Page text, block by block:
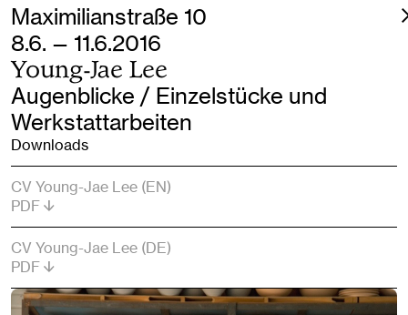
Maximilianstraße 10
8.6. — 11.6.2016
Young-Jae Lee
Augenblicke / Einzelstücke und
Werkstattarbeiten
Downloads
CV Young-Jae Lee (EN)
PDF
CV Young-Jae Lee (DE)
PDF